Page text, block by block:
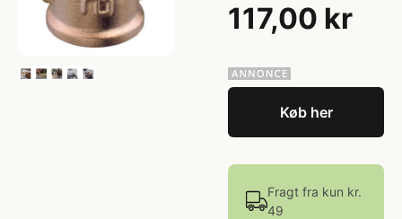
117,00 kr
Køb her
Fragt fra kun kr.
49